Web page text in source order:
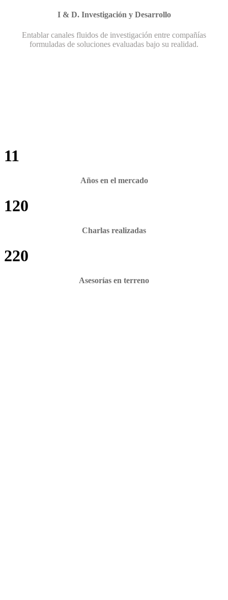
I & D. Investigación y Desarrollo
Entablar canales fluidos de investigación entre compañías
formuladas de soluciones evaluadas bajo su realidad.
11
Años en el mercado
120
Charlas realizadas
220
Asesorías en terreno